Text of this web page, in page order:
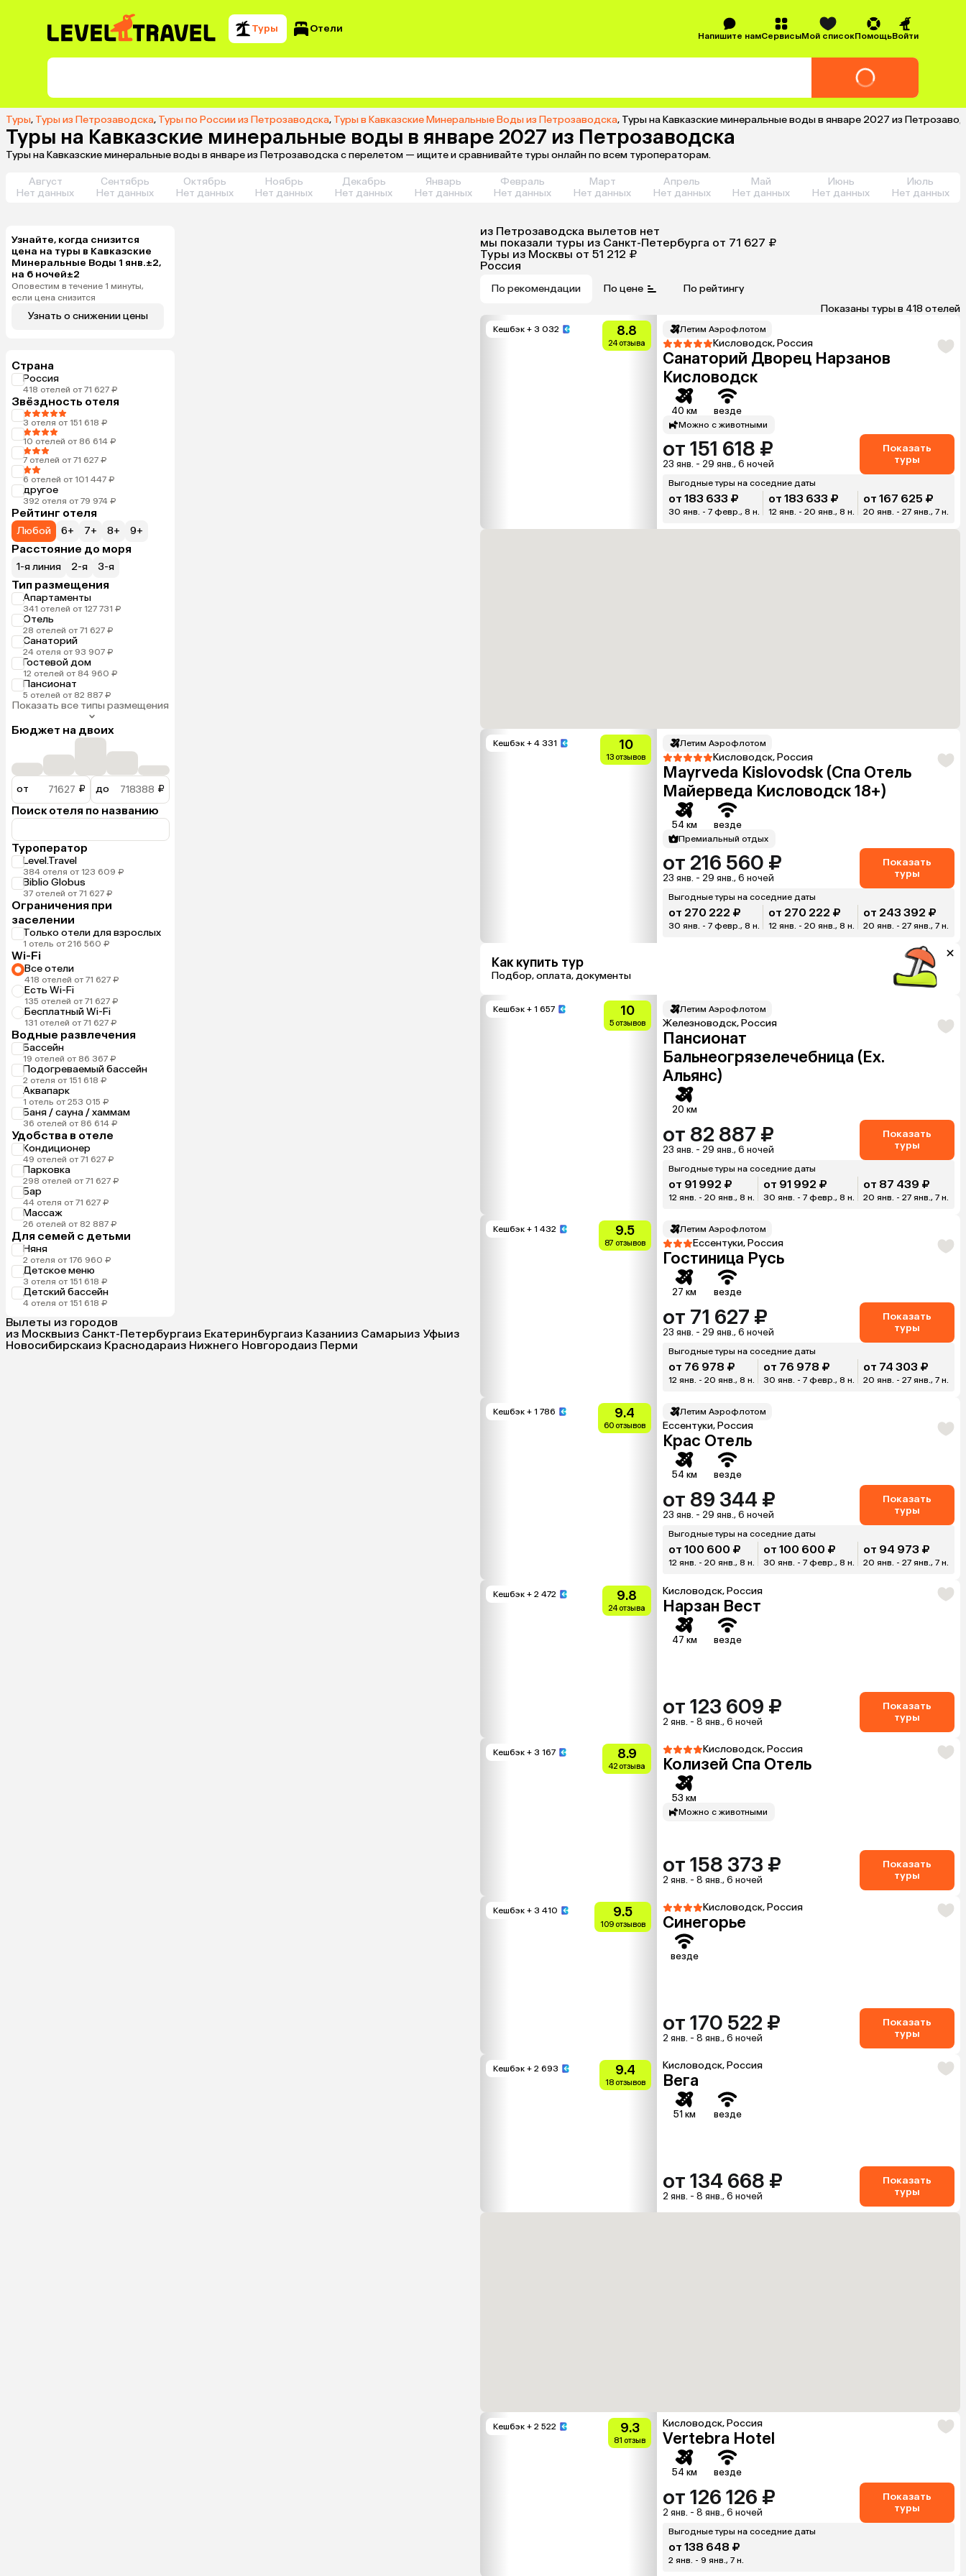
Туры Отели
Напишите намСервисыМой списокПомощьВойти
Туры, Туры из Петрозаводска, Туры по России из Петрозаводска, Туры в Кавказские Минеральные Воды из Петрозаводска, Туры на Кавказские минеральные воды в январе 2027 из
Туры на Кавказские минеральные воды в январе 2027 из Петрозаводска
Туры на Кавказские минеральные воды в январе из Петрозаводска с перелетом — ищите и сравнивайте туры онлайн по всем туроператорам.
Август
Нет данных
Сентябрь
Нет данных
Октябрь
Нет данных
Ноябрь
Нет данных
Декабрь
Нет данных
Январь
Нет данных
Февраль
Нет данных
Март
Нет данных
Апрель
Нет данных
Май
Нет данных
Июнь
Нет данных
Июль
Нет данных
Узнайте, когда снизится
цена на туры в Кавказские
Минеральные Воды 1 янв.±2,
на 6 ночей±2
Оповестим в течение 1 минуты,
если цена снизится
Узнать о снижении цены
Страна
Россия
418 отелей от 71 627 ₽
Звёздность отеля
3 отеля от 151 618 ₽
10 отелей от 86 614 ₽
7 отелей от 71 627 ₽
6 отелей от 101 447 ₽
другое
392 отеля от 79 974 ₽
Рейтинг отеля
Любой 6+ 7+ 8+ 9+
Расстояние до моря
1-я линия 2-я 3-я
Тип размещения
Апартаменты
341 отелей от 127 731 ₽
Отель
28 отелей от 71 627 ₽
Санаторий
24 отеля от 93 907 ₽
Гостевой дом
12 отелей от 84 960 ₽
Пансионат
5 отелей от 82 887 ₽
Показать все типы размещения
Бюджет на двоих
от ₽ до ₽
Поиск отеля по названию
Туроператор
Level.Travel
384 отеля от 123 609 ₽
Biblio Globus
37 отелей от 71 627 ₽
Ограничения при
заселении
Только отели для взрослых
1 отель от 216 560 ₽
Wi-Fi
Все отели
418 отелей от 71 627 ₽
Есть Wi-Fi
135 отелей от 71 627 ₽
Бесплатный Wi-Fi
131 отелей от 71 627 ₽
Водные развлечения
Бассейн
19 отелей от 86 367 ₽
Подогреваемый бассейн
2 отеля от 151 618 ₽
Аквапарк
1 отель от 253 015 ₽
Баня / сауна / хаммам
36 отелей от 86 614 ₽
Удобства в отеле
Кондиционер
49 отелей от 71 627 ₽
Парковка
298 отелей от 71 627 ₽
Бар
44 отеля от 71 627 ₽
Массаж
26 отелей от 82 887 ₽
Для семей с детьми
Няня
2 отеля от 176 960 ₽
Детское меню
3 отеля от 151 618 ₽
Детский бассейн
4 отеля от 151 618 ₽
Вылеты из городов
из Москвыиз Санкт-Петербургаиз Екатеринбургаиз Казанииз Самарыиз Уфыиз
Новосибирскаиз Краснодараиз Нижнего Новгородаиз Перми
из Петрозаводска вылетов нет
мы показали туры из Санкт-Петербурга от 71 627 ₽
Туры из Москвы от 51 212 ₽
Россия
По рекомендации По цене
По рейтингу
Показаны туры в 418 отелей
Кешбэк + 3 032 8.8
24 отзыва
Летим Аэрофлотом
Кисловодск, Россия
Санаторий Дворец Нарзанов
Кисловодск
40 км везде
Можно с животными
от 151 618 ₽
23 янв. - 29 янв., 6 ночей
Показать
туры
Выгодные туры на соседние даты
от 183 633 ₽
30 янв. - 7 февр., 8 н.
от 183 633 ₽
12 янв. - 20 янв., 8 н.
от 167 625 ₽
20 янв. - 27 янв., 7 н.
Кешбэк + 4 331 10
13 отзывов
Летим Аэрофлотом
Кисловодск, Россия
Mayrveda Kislovodsk (Спа Отель
Майерведа Кисловодск 18+)
54 км везде
Премиальный отдых
от 216 560 ₽
23 янв. - 29 янв., 6 ночей
Показать
туры
Выгодные туры на соседние даты
от 270 222 ₽
30 янв. - 7 февр., 8 н.
от 270 222 ₽
12 янв. - 20 янв., 8 н.
от 243 392 ₽
20 янв. - 27 янв., 7 н.
Как купить тур
Подбор, оплата, документы
Кешбэк + 1 657 10
5 отзывов
Летим Аэрофлотом
Железноводск, Россия
Пансионат
Бальнеогрязелечебница (Ex.
Альянс)
20 км
от 82 887 ₽
23 янв. - 29 янв., 6 ночей
Показать
туры
Выгодные туры на соседние даты
от 91 992 ₽
12 янв. - 20 янв., 8 н.
от 91 992 ₽
30 янв. - 7 февр., 8 н.
от 87 439 ₽
20 янв. - 27 янв., 7 н.
Кешбэк + 1 432 9.5
87 отзывов
Летим Аэрофлотом
Ессентуки, Россия
Гостиница Русь
27 км везде
от 71 627 ₽
23 янв. - 29 янв., 6 ночей
Показать
туры
Выгодные туры на соседние даты
от 76 978 ₽
12 янв. - 20 янв., 8 н.
от 76 978 ₽
30 янв. - 7 февр., 8 н.
от 74 303 ₽
20 янв. - 27 янв., 7 н.
Кешбэк + 1 786 9.4
60 отзывов
Летим Аэрофлотом
Ессентуки, Россия
Крас Отель
54 км везде
от 89 344 ₽
23 янв. - 29 янв., 6 ночей
Показать
туры
Выгодные туры на соседние даты
от 100 600 ₽
12 янв. - 20 янв., 8 н.
от 100 600 ₽
30 янв. - 7 февр., 8 н.
от 94 973 ₽
20 янв. - 27 янв., 7 н.
Кешбэк + 2 472 9.8
24 отзыва
Кисловодск, Россия
Нарзан Вест
47 км везде
от 123 609 ₽
2 янв. - 8 янв., 6 ночей
Показать
туры
Кешбэк + 3 167 8.9
42 отзыва
Кисловодск, Россия
Колизей Спа Отель
53 км
Можно с животными
от 158 373 ₽
2 янв. - 8 янв., 6 ночей
Показать
туры
Кешбэк + 3 410 9.5
109 отзывов
Кисловодск, Россия
Синегорье
везде
от 170 522 ₽
2 янв. - 8 янв., 6 ночей
Показать
туры
Кешбэк + 2 693 9.4
18 отзывов
Кисловодск, Россия
Вега
51 км везде
от 134 668 ₽
2 янв. - 8 янв., 6 ночей
Показать
туры
Кешбэк + 2 522 9.3
81 отзыв
Кисловодск, Россия
Vertebra Hotel
54 км везде
от 126 126 ₽
2 янв. - 8 янв., 6 ночей
Показать
туры
Выгодные туры на соседние даты
от 138 648 ₽
2 янв. - 9 янв., 7 н.